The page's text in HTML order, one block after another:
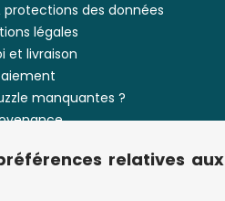
protections des données
légales
et livraison
manquantes ?
du site
relatives aux